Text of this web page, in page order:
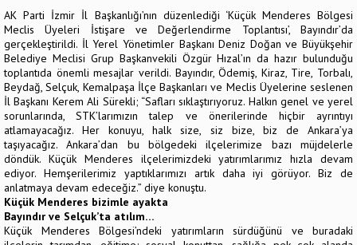
AK Parti İzmir İl Başkanlığı’nın düzenlediği ‘Küçük Menderes Bölgesi
Meclis Üyeleri İstişare ve Değerlendirme Toplantısı’, Bayındır’da
gerçekleştirildi. İl Yerel Yönetimler Başkanı Deniz Doğan ve Büyükşehir
Belediye Meclisi Grup Başkanvekili Özgür Hızal’ın da hazır bulunduğu
toplantıda önemli mesajlar verildi. Bayındır, Ödemiş, Kiraz, Tire, Torbalı,
Beydağ, Selçuk, Kemalpaşa İlçe Başkanları ve Meclis Üyelerine seslenen
İl Başkanı Kerem Ali Sürekli; “Safları sıklaştırıyoruz. Halkın genel ve yerel
sorunlarında, STK’larımızın talep ve önerilerinde hiçbir ayrıntıyı
atlamayacağız. Her konuyu, halk size, siz bize, biz de Ankara’ya
taşıyacağız. Ankara’dan bu bölgedeki ilçelerimize bazı müjdelerle
döndük. Küçük Menderes ilçelerimizdeki yatırımlarımız hızla devam
ediyor. Hemşerilerimiz yaptıklarımızı artık daha iyi görüyor. Biz de
anlatmaya devam edeceğiz.” diye konuştu.
Küçük Menderes bizimle ayakta
Bayındır ve Selçuk’ta atılım…
Küçük Menderes Bölgesi’ndeki yatırımların sürdüğünü ve buradaki